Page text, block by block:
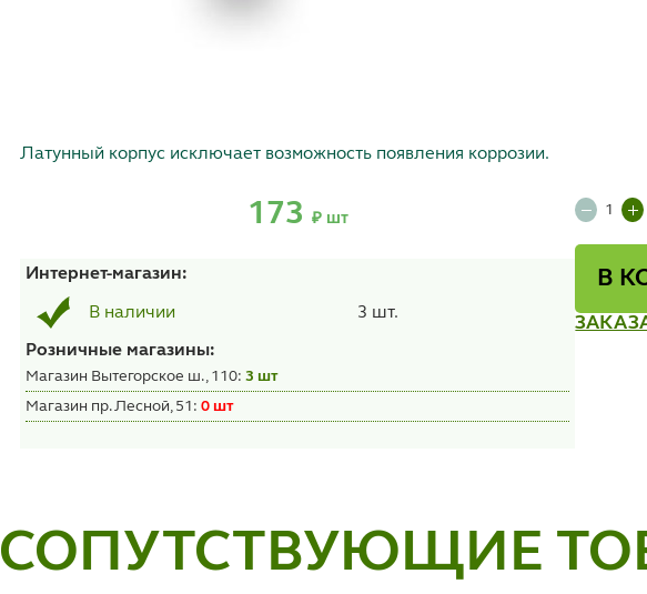
Латунный корпус исключает возможность появления коррозии.
173 ₽ шт
Интернет-магазин:
В наличии 3 шт.
Розничные магазины:
Магазин Вытегорское ш., 110:3 шт
Магазин пр. Лесной, 51:0 шт
В
СОПУТСТВУЮЩИЕ